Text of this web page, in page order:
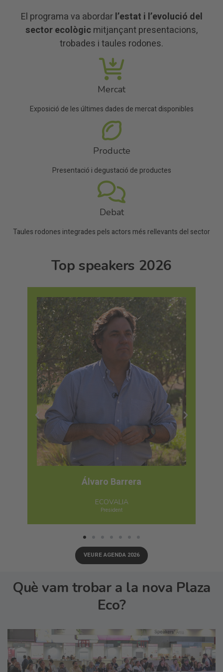
El programa va abordarl’estat i l’evolució del
sector ecològicmitjançant presentacions,
trobades i taules rodones.
Mercat
Exposició de les últimes dades de mercat disponibles
Producte
Presentació i degustació de productes
Debat
Taules rodones integrades pels actors més rellevants del sector
Top speakers 2026
Ankit Shah
Piya Retail
Group Managing Director
VEURE AGENDA 2026
Què vam trobar a la nova Plaza
Eco?